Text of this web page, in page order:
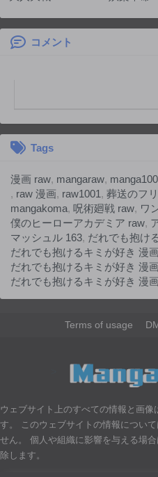
コメント
Tags
漫画 raw, mangaraw,
, raw 漫画, raw1001 , 葬送のフ
mangakoma, 呪術廻戦 raw, ワ
僕のヒーローアカデミア raw,
マッシュル 163, だれでも抱け
だれでも抱けるキミが好き 漫画
だれでも抱けるキミが好き 漫
だれでも抱けるキミが好き 漫
Terms of usage
ウェブサイト上のすべての情報と画
す。 このウェブサイトの情報につい
せん。 個人や組織に影響を与える場
除します。